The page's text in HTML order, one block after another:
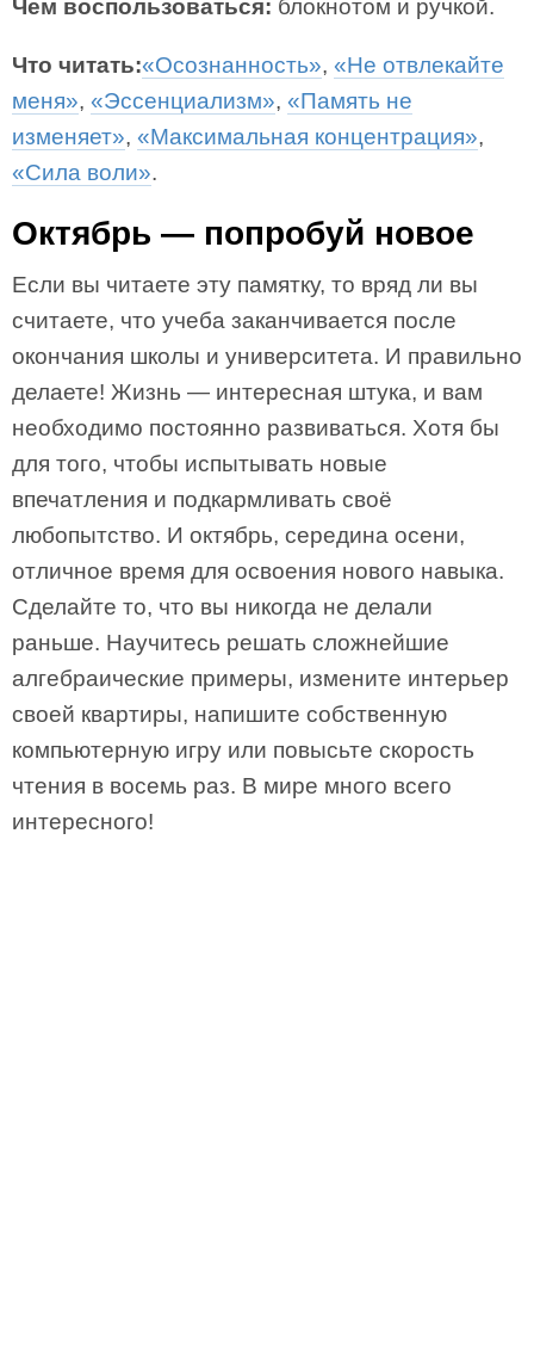
Чем воспользоваться: блокнотом и ручкой.
Что читать:«Осознанность», «Не отвлекайте
меня», «Эссенциализм», «Память не
изменяет», «Максимальная концентрация»,
«Сила воли».
Октябрь — попробуй новое
Если вы читаете эту памятку, то вряд ли вы
считаете, что учеба заканчивается после
окончания школы и университета. И правильно
делаете! Жизнь — интересная штука, и вам
необходимо постоянно развиваться. Хотя бы
для того, чтобы испытывать новые
впечатления и подкармливать своё
любопытство. И октябрь, середина осени,
отличное время для освоения нового навыка.
Сделайте то, что вы никогда не делали
раньше. Научитесь решать сложнейшие
алгебраические примеры, измените интерьер
своей квартиры, напишите собственную
компьютерную игру или повысьте скорость
чтения в восемь раз. В мире много всего
интересного!